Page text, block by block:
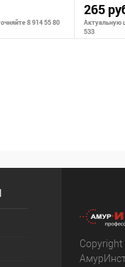
8 914 55 80
265
Актуальную
533